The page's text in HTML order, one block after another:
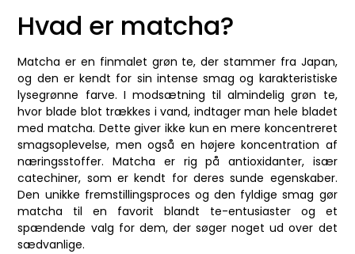
Hvad er matcha?
Matcha er en finmalet grøn te, der stammer fra Japan,
og den er kendt for sin intense smag og karakteristiske
lysegrønne farve. I modsætning til almindelig grøn te,
hvor blade blot trækkes i vand, indtager man hele bladet
med matcha. Dette giver ikke kun en mere koncentreret
smagsoplevelse, men også en højere koncentration af
næringsstoffer. Matcha er rig på antioxidanter, især
catechiner, som er kendt for deres sunde egenskaber.
Den unikke fremstillingsproces og den fyldige smag gør
matcha til en favorit blandt te-entusiaster og et
spændende valg for dem, der søger noget ud over det
sædvanlige.